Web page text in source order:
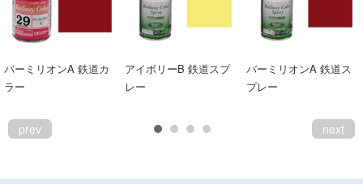
バーミリオンA 鉄道カ
ラー
アイボリーB 鉄道スプ
レー
バーミリオンA 鉄道ス
プレー
prev next